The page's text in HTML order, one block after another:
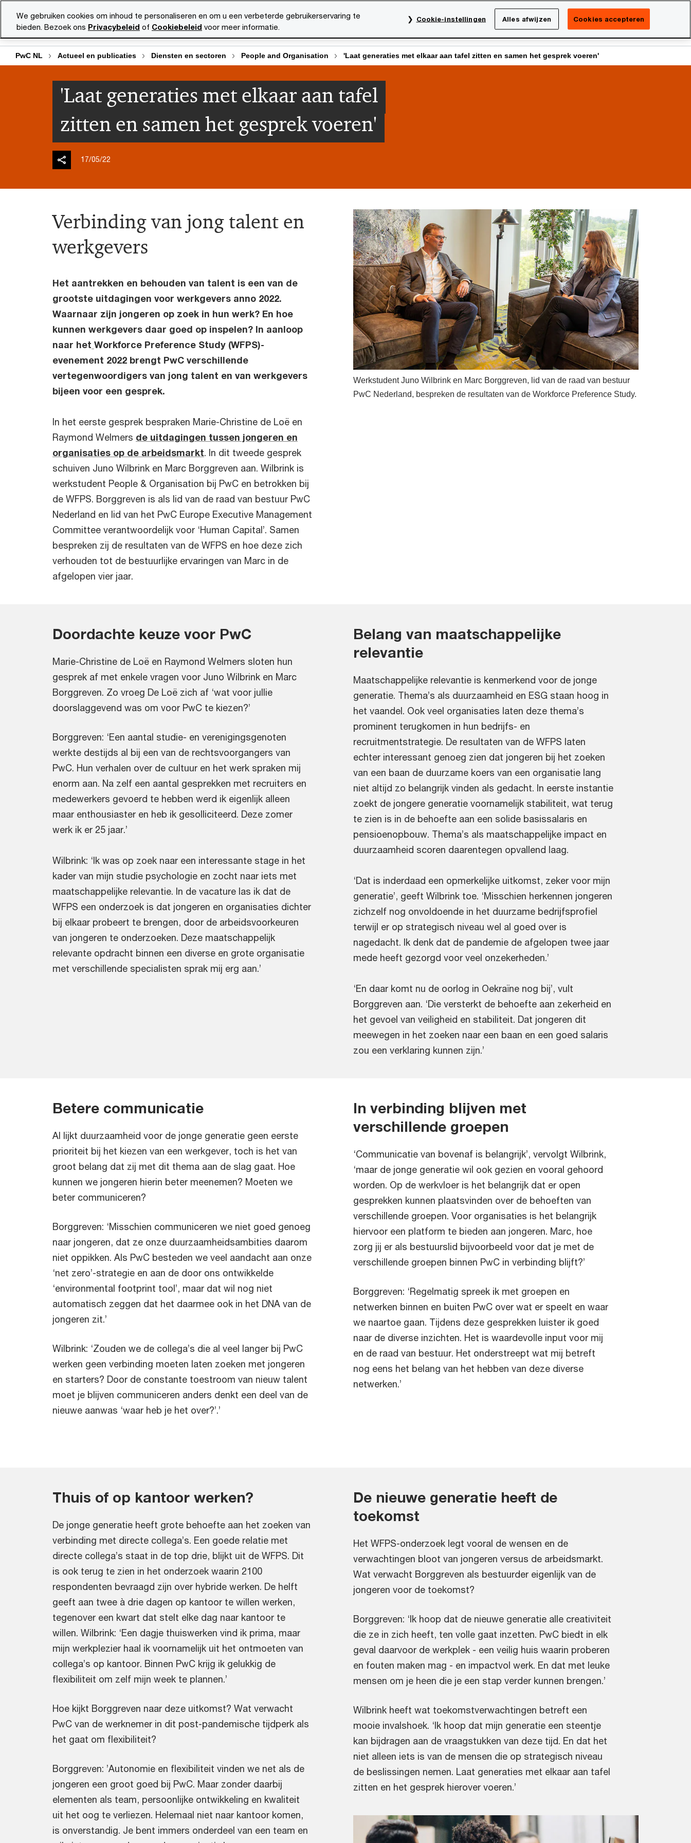
Diensten Marktsectoren Carrière
Netherlands
Search
PwC NL Actueel en publicaties Diensten en sectoren People and Organisation 'Laat generaties met elkaar aan tafel zitten en samen het gesprek voeren'
'Laat generaties met elkaar aan tafel
zitten en samen het gesprek voeren'
17/05/22
Verbinding van jong talent en
werkgevers
Het aantrekken en behouden van talent is een van de
grootste uitdagingen voor werkgevers anno 2022.
Waarnaar zijn jongeren op zoek in hun werk? En hoe
kunnen werkgevers daar goed op inspelen? In aanloop
naar het Workforce Preference Study (WFPS)-
evenement 2022 brengt PwC verschillende
vertegenwoordigers van jong talent en van werkgevers
bijeen voor een gesprek.
In het eerste gesprek bespraken Marie-Christine de Loë en
Raymond Welmers de uitdagingen tussen jongeren en
organisaties op de arbeidsmarkt. In dit tweede gesprek
schuiven Juno Wilbrink en Marc Borggreven aan. Wilbrink is
werkstudent People & Organisation bij PwC en betrokken bij
de WFPS. Borggreven is als lid van de raad van bestuur PwC
Nederland en lid van het PwC Europe Executive Management
Committee verantwoordelijk voor ‘Human Capital’. Samen
bespreken zij de resultaten van de WFPS en hoe deze zich
verhouden tot de bestuurlijke ervaringen van Marc in de
afgelopen vier jaar.
Werkstudent Juno Wilbrink en Marc Borggreven, lid van de raad van bestuur
PwC Nederland, bespreken de resultaten van de Workforce Preference Study.
Doordachte keuze voor PwC
Marie-Christine de Loë en Raymond Welmers sloten hun
gesprek af met enkele vragen voor Juno Wilbrink en Marc
Borggreven. Zo vroeg De Loë zich af ‘wat voor jullie
doorslaggevend was om voor PwC te kiezen?’
Borggreven: ‘Een aantal studie- en verenigingsgenoten
werkte destijds al bij een van de rechtsvoorgangers van
PwC. Hun verhalen over de cultuur en het werk spraken mij
enorm aan. Na zelf een aantal gesprekken met recruiters en
medewerkers gevoerd te hebben werd ik eigenlijk alleen
maar enthousiaster en heb ik gesolliciteerd. Deze zomer
werk ik er 25 jaar.’
Wilbrink: ‘Ik was op zoek naar een interessante stage in het
kader van mijn studie psychologie en zocht naar iets met
maatschappelijke relevantie. In de vacature las ik dat de
WFPS een onderzoek is dat jongeren en organisaties dichter
bij elkaar probeert te brengen, door de arbeidsvoorkeuren
van jongeren te onderzoeken. Deze maatschappelijk
relevante opdracht binnen een diverse en grote organisatie
met verschillende specialisten sprak mij erg aan.’
Belang van maatschappelijke
relevantie
Maatschappelijke relevantie is kenmerkend voor de jonge
generatie. Thema’s als duurzaamheid en ESG staan hoog in
het vaandel. Ook veel organisaties laten deze thema’s
prominent terugkomen in hun bedrijfs- en
recruitmentstrategie. De resultaten van de WFPS laten
echter interessant genoeg zien dat jongeren bij het zoeken
van een baan de duurzame koers van een organisatie lang
niet altijd zo belangrijk vinden als gedacht. In eerste instantie
zoekt de jongere generatie voornamelijk stabiliteit, wat terug
te zien is in de behoefte aan een solide basissalaris en
pensioenopbouw. Thema’s als maatschappelijke impact en
duurzaamheid scoren daarentegen opvallend laag.
‘Dat is inderdaad een opmerkelijke uitkomst, zeker voor mijn
generatie’, geeft Wilbrink toe. ‘Misschien herkennen jongeren
zichzelf nog onvoldoende in het duurzame bedrijfsprofiel
terwijl er op strategisch niveau wel al goed over is
nagedacht. Ik denk dat de pandemie de afgelopen twee jaar
mede heeft gezorgd voor veel onzekerheden.’
‘En daar komt nu de oorlog in Oekraïne nog bij’, vult
Borggreven aan. ‘Die versterkt de behoefte aan zekerheid en
het gevoel van veiligheid en stabiliteit. Dat jongeren dit
meewegen in het zoeken naar een baan en een goed salaris
zou een verklaring kunnen zijn.’
Betere communicatie
Al lijkt duurzaamheid voor de jonge generatie geen eerste
prioriteit bij het kiezen van een werkgever, toch is het van
groot belang dat zij met dit thema aan de slag gaat. Hoe
kunnen we jongeren hierin beter meenemen? Moeten we
beter communiceren?
Borggreven: ‘Misschien communiceren we niet goed genoeg
naar jongeren, dat ze onze duurzaamheidsambities daarom
niet oppikken. Als PwC besteden we veel aandacht aan onze
‘net zero’-strategie en aan de door ons ontwikkelde
‘environmental footprint tool’, maar dat wil nog niet
automatisch zeggen dat het daarmee ook in het DNA van de
jongeren zit.’
Wilbrink: ‘Zouden we de collega’s die al veel langer bij PwC
werken geen verbinding moeten laten zoeken met jongeren
en starters? Door de constante toestroom van nieuw talent
moet je blijven communiceren anders denkt een deel van de
nieuwe aanwas ‘waar heb je het over?’.’
In verbinding blijven met
verschillende groepen
‘Communicatie van bovenaf is belangrijk’, vervolgt Wilbrink,
‘maar de jonge generatie wil ook gezien en vooral gehoord
worden. Op de werkvloer is het belangrijk dat er open
gesprekken kunnen plaatsvinden over de behoeften van
verschillende groepen. Voor organisaties is het belangrijk
hiervoor een platform te bieden aan jongeren. Marc, hoe
zorg jij er als bestuurslid bijvoorbeeld voor dat je met de
verschillende groepen binnen PwC in verbinding blijft?’
Borggreven: ‘Regelmatig spreek ik met groepen en
netwerken binnen en buiten PwC over wat er speelt en waar
we naartoe gaan. Tijdens deze gesprekken luister ik goed
naar de diverse inzichten. Het is waardevolle input voor mij
en de raad van bestuur. Het onderstreept wat mij betreft
nog eens het belang van het hebben van deze diverse
netwerken.’
Thuis of op kantoor werken?
De jonge generatie heeft grote behoefte aan het zoeken van
verbinding met directe collega’s. Een goede relatie met
directe collega’s staat in de top drie, blijkt uit de WFPS. Dit
is ook terug te zien in het onderzoek waarin 2100
respondenten bevraagd zijn over hybride werken. De helft
geeft aan twee à drie dagen op kantoor te willen werken,
tegenover een kwart dat stelt elke dag naar kantoor te
willen. Wilbrink: ‘Een dagje thuiswerken vind ik prima, maar
mijn werkplezier haal ik voornamelijk uit het ontmoeten van
collega’s op kantoor. Binnen PwC krijg ik gelukkig de
flexibiliteit om zelf mijn week te plannen.’
Hoe kijkt Borggreven naar deze uitkomst? Wat verwacht
PwC van de werknemer in dit post-pandemische tijdperk als
het gaat om flexibiliteit?
Borggreven: ’Autonomie en flexibiliteit vinden we net als de
jongeren een groot goed bij PwC. Maar zonder daarbij
elementen als team, persoonlijke ontwikkeling en kwaliteit
uit het oog te verliezen. Helemaal niet naar kantoor komen,
is onverstandig. Je bent immers onderdeel van een team en
De nieuwe generatie heeft de
toekomst
Het WFPS-onderzoek legt vooral de wensen en de
verwachtingen bloot van jongeren versus de arbeidsmarkt.
Wat verwacht Borggreven als bestuurder eigenlijk van de
jongeren voor de toekomst?
Borggreven: ‘Ik hoop dat de nieuwe generatie alle creativiteit
die ze in zich heeft, ten volle gaat inzetten. PwC biedt in elk
geval daarvoor de werkplek - een veilig huis waarin proberen
en fouten maken mag - en impactvol werk. En dat met leuke
mensen om je heen die je een stap verder kunnen brengen.’
Wilbrink heeft wat toekomstverwachtingen betreft een
mooie invalshoek. ‘Ik hoop dat mijn generatie een steentje
kan bijdragen aan de vraagstukken van deze tijd. En dat het
niet alleen iets is van de mensen die op strategisch niveau
de beslissingen nemen. Laat generaties met elkaar aan tafel
zitten en het gesprek hierover voeren.’
We gebruiken cookies om inhoud te personaliseren en om u een verbeterde gebruikerservaring te
bieden. Bezoek ons Privacybeleid of Cookiebeleid voor meer informatie.
Cookie-instellingen Alles afwijzen Cookies accepteren